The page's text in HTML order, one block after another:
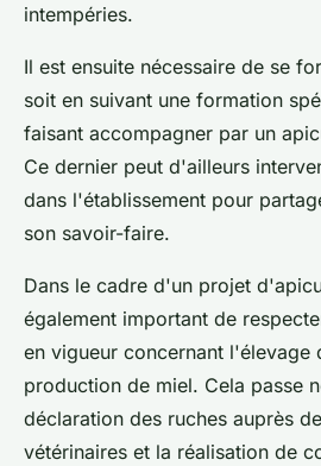
intempéries.
Il est ensuite nécessaire de se
soit en suivant une formation
faisant accompagner par un
Ce dernier peut d'ailleurs
dans l'établissement pour
son savoir-faire.
Dans le cadre d'un projet
également important de
en vigueur concernant l'élevage
production de miel. Cela passe
déclaration des ruches auprès
vétérinaires et la réalisation de